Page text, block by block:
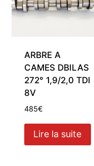
ARBRE A
CAMES DBILAS
272° 1,9/2,0 TDI
8V
485€
Lire la suite